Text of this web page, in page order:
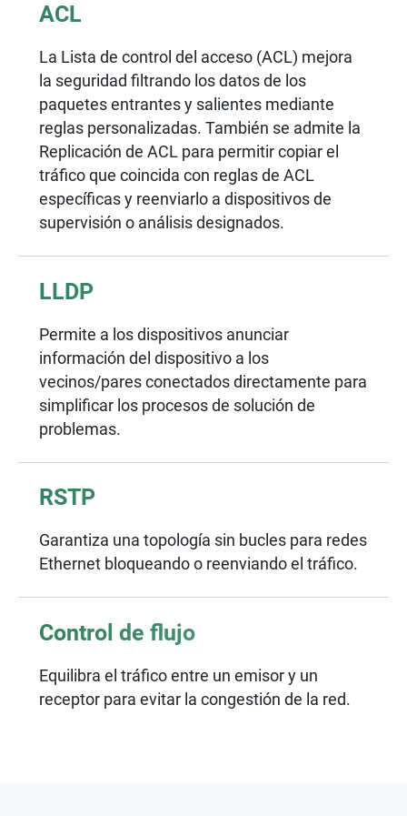
ACL
La Lista de control del acceso (ACL) mejora
la seguridad filtrando los datos de los
paquetes entrantes y salientes mediante
reglas personalizadas. También se admite la
Replicación de ACL para permitir copiar el
tráfico que coincida con reglas de ACL
específicas y reenviarlo a dispositivos de
supervisión o análisis designados.
LLDP
Permite a los dispositivos anunciar
información del dispositivo a los
vecinos/pares conectados directamente para
simplificar los procesos de solución de
problemas.
RSTP
Garantiza una topología sin bucles para redes
Ethernet bloqueando o reenviando el tráfico.
Control de flujo
Equilibra el tráfico entre un emisor y un
receptor para evitar la congestión de la red.